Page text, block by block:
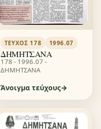
ΤΕΎΧΟΣ 178 1996.07
ΔΗΜΗΤΣΑΝΑ
178 - 1996.07 -
ΔΗΜΗΤΣΑΝΑ
Άνοιγμα τεύχους